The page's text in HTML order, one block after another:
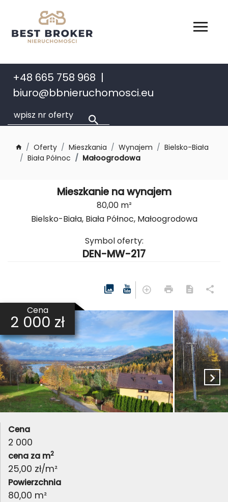
+48 665 758 968
biuro@bbnieruchomosci.eu
Oferty Mieszkania Wynajem
Bielsko-Biała
Biała Północ
Małoogrodowa
Mieszkanie na wynajem
80,00 m²
Bielsko-Biała, Biała Północ, Małoogrodowa
Symbol oferty:
DEN-MW-217
Cena
2 000 zł
Cena
2 000
cena za m2
25,00 zł/m²
Powierzchnia
80,00 m²